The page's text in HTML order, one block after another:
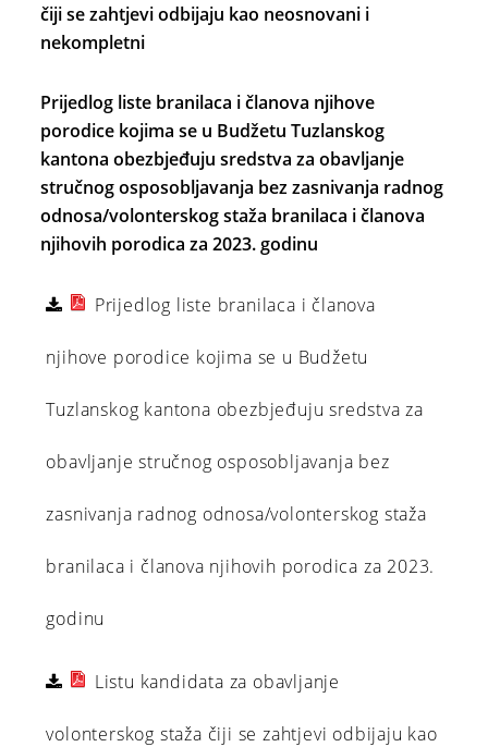
čiji se zahtjevi odbijaju kao neosnovani i
nekompletni
Prijedlog liste branilaca i članova njihove
porodice kojima se u Budžetu Tuzlanskog
kantona obezbjeđuju sredstva za obavljanje
stručnog osposobljavanja bez zasnivanja radnog
odnosa/volonterskog staža branilaca i članova
njihovih porodica za 2023. godinu
Prijedlog liste branilaca i članova
njihove porodice kojima se u Budžetu
Tuzlanskog kantona obezbjeđuju sredstva za
obavljanje stručnog osposobljavanja bez
zasnivanja radnog odnosa/volonterskog staža
branilaca i članova njihovih porodica za 2023.
godinu
Listu kandidata za obavljanje
volonterskog staža čiji se zahtjevi odbijaju kao